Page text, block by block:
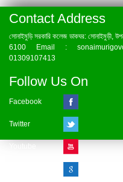
Contact Address
সোনাইমুড়ি সরকারি কলেজ ডাকঘর: সোনাইমুড়ী,
6100 Email :
01309107413
Follow Us On
Facebook
Twitter